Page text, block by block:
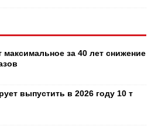
за 40 лет снижение
выпустить в 2026 году 10 т